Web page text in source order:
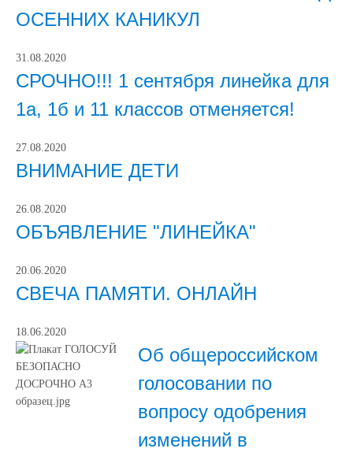
ОСЕННИХ КАНИКУЛ
31.08.2020
СРОЧНО!!! 1 сентября линейка для
1а, 1б и 11 классов отменяется!
27.08.2020
ВНИМАНИЕ ДЕТИ
26.08.2020
ОБЪЯВЛЕНИЕ "ЛИНЕЙКА"
20.06.2020
СВЕЧА ПАМЯТИ. ОНЛАЙН
18.06.2020
Об общероссийском
голосовании по
вопросу одобрения
изменений в